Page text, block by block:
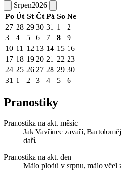
Srpen2026
Po Út St Čt Pá So Ne
27 28 29 30 31 1
2
3
4 5 6 7 8
9
10 11 12 13 14 15 16
17 18 19 20 21 22 23
24 25 26 27 28 29 30
31 1 2 3 4 5 6
Pranostiky
Pranostika na akt. měsíc
Jak Vavřinec zavaří,
daří.
Pranostika na akt. den
Málo plodů v srpnu, málo včel